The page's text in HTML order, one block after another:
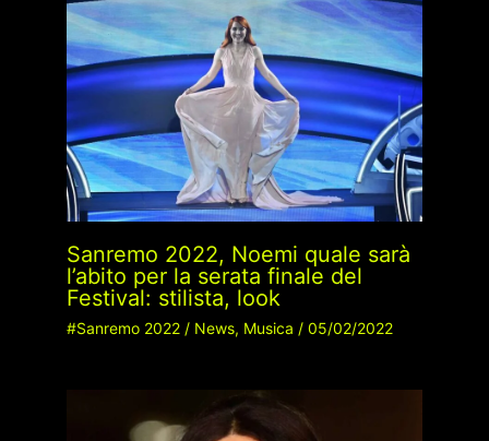
Sanremo 2022, Noemi quale sarà
l’abito per la serata finale del
Festival: stilista, look
#Sanremo 2022/ News, Musica / 05/02/2022